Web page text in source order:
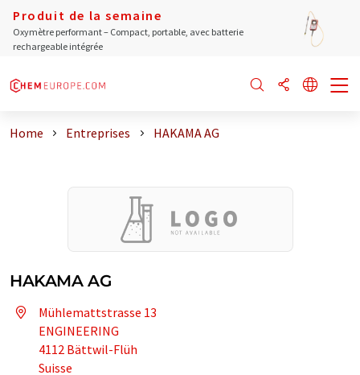
Produit de la semaine
Oxymètre performant – Compact, portable, avec batterie
rechargeable intégrée
Home Entreprises HAKAMA AG
HAKAMA AG
Mühlemattstrasse 13
ENGINEERING
4112 Bättwil-Flüh
Suisse